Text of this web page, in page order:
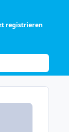
registrieren